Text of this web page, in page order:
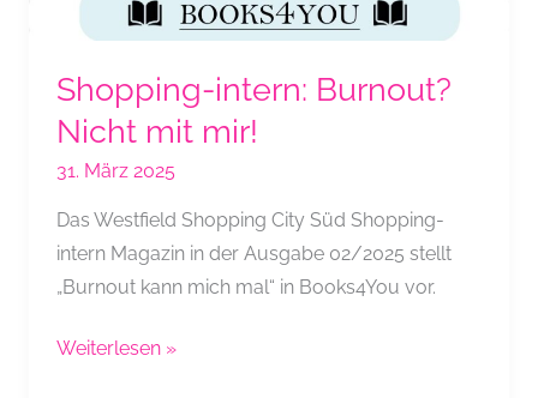
Shopping-intern: Burnout?
Nicht mit mir!
31. März 2025
Das Westfield Shopping City Süd Shopping-
intern Magazin in der Ausgabe 02/2025 stellt
„Burnout kann mich mal“ in Books4You vor.
Shopping-
Weiterlesen »